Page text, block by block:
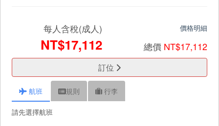
每人含稅(成人)
NT$17,112
價格明細
總價 NT$17,112
訂位
航班 規則 行李
請先選擇航班